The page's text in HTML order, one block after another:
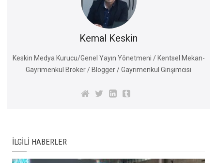
Kemal Keskin
Keskin Medya Kurucu/Genel Yayın Yönetmeni / Kentsel Mekan-
Gayrimenkul Broker / Blogger / Gayrimenkul Girişimcisi
İLGILI HABERLER